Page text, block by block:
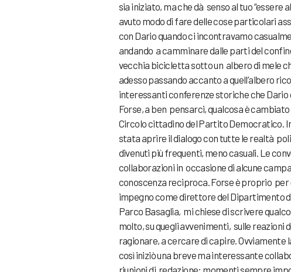
sia iniziato, ma che dà senso al tuo
avuto modo di fare delle cose particolari
con Dario quando ci incontravamo
andando a camminare dalle parti del
vecchia bicicletta sotto un albero di mele
adesso passando accanto a quell’albero
interessanti conferenze storiche che Dario
Forse, a ben pensarci, qualcosa è
Circolo cittadino del Partito Democratico.
stata aprire il dialogo con tutte le realtà
divenuti più frequenti, meno casuali. Le
collaborazioni in occasione di alcune
conoscenza reciproca. Forse è proprio per
impegno come direttore del Dipartimento
Parco Basaglia, mi chiese di scrivere
molto, su quegli avvenimenti, sulle
ragionare, a cercare di capire.
così iniziò una breve ma interessante
riunioni di redazione: momenti sempre